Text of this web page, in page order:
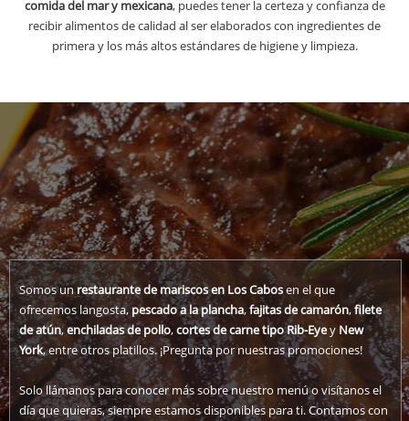
comida del mar y mexicana, puedes tener la certeza y confianza de
recibir alimentos de calidad al ser elaborados con ingredientes de
primera y los más altos estándares de higiene y limpieza.
Somos unrestaurante de mariscos en Los Cabosen el que
ofrecemos langosta,pescado a la plancha,fajitas de camarón,filete
de atún,enchiladas de pollo,cortes de carne tipo Rib-Eyey New
York, entre otros platillos. ¡Pregunta por nuestras promociones!
Solo llámanos para conocer más sobre nuestro menú o visítanos el
día que quieras, siempre estamos disponibles para ti. Contamos con